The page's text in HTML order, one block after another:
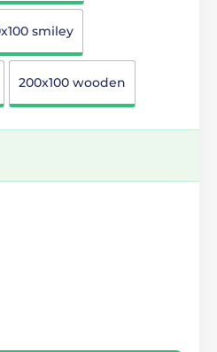
smiley
200x100 wooden